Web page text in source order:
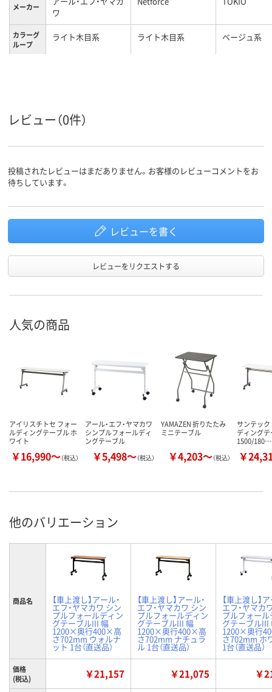
メーカー
ワ
カラーグ
ループ
ライト木目系 ライト木目系 ベージュ系
レビュー（0件）
投稿されたレビューはまだありません。お客様のレビューコメントをお
待ちしています。
レビューを書く
レビューをリクエストする
人気の商品
アイリスチトセ フォー
ルディングテーブル ホ
ワイト
￥16,990～（税込）
アール・エフ・ヤマカワ
シンプルフォールディ
ングテーブル
￥5,498～（税込）
YAMAZEN 折りたたみ
ミニテーブル
￥4,203～（税込）
サンテック
ディング
1500/180…
￥
他のバリエーション
商品名 【車上渡し】アール・
エフ・ヤマカワ シン
プルフォールディン
グテーブルIII 幅
1200×奥行400×高
さ702mm ウォルナ
ット 1台（直送品）
【車上渡し】アール・
エフ・ヤマカワ シン
プルフォールディン
グテーブルIII 幅
1200×奥行400×高
さ702mm ナチュラ
ル 1台（直送品）
【車上渡し】
エフ・ヤマカ
プルフォー
グテーブルIII
1200×奥行
さ702mm ホ
1台（直送品）
価格
(税込)
￥21,157 ￥21,075 ￥